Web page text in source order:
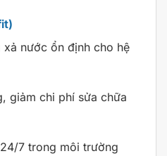
nước ổn định cho hệ
giảm chi phí sửa chữa
7 trong môi trường